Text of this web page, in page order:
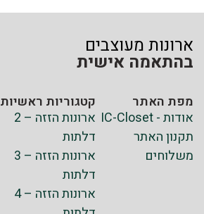
ארונות מעוצבים
בהתאמה אישית
מפת האתר
אודות - IC-Closet
תקנון האתר
משלוחים
קטגוריות ראשיות
ארונות הזזה – 2
דלתות
ארונות הזזה – 3
דלתות
ארונות הזזה – 4